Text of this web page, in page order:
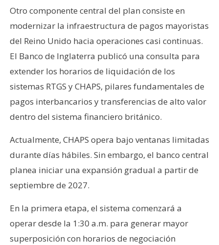
Otro componente central del plan consiste en
modernizar la infraestructura de pagos mayoristas
del Reino Unido hacia operaciones casi continuas.
El Banco de Inglaterra publicó una consulta para
extender los horarios de liquidación de los
sistemas RTGS y CHAPS, pilares fundamentales de
pagos interbancarios y transferencias de alto valor
dentro del sistema financiero británico.
Actualmente, CHAPS opera bajo ventanas limitadas
durante días hábiles. Sin embargo, el banco central
planea iniciar una expansión gradual a partir de
septiembre de 2027.
En la primera etapa, el sistema comenzará a
operar desde la 1:30 a.m. para generar mayor
superposición con horarios de negociación